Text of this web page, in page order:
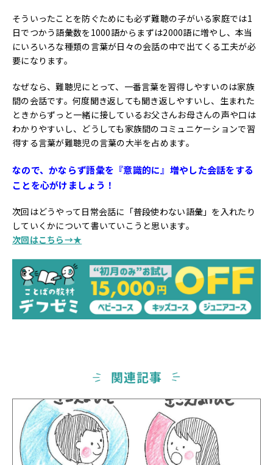
そういったことを防ぐためにも必ず難聴の子がいる家庭では1
日でつかう語彙数を1000語からまずは2000語に増やし、本当
にいろいろな種類の言葉が日々の会話の中で出てくる工夫が必
要になります。
なぜなら、難聴児にとって、一番言葉を習得しやすいのは家族
間の会話です。何度聞き返しても聞き返しやすいし、生まれた
ときからずっと一緒に接しているお父さんお母さんの声や口は
わかりやすいし、どうしても家族間のコミュニケーションで習
得する言葉が難聴児の言葉の大半を占めます。
なので、かならず語彙を『意識的に』増やした会話をする
ことを心がけましょう！
次回はどうやって日常会話に「普段使わない語彙」を入れたり
していくかについて書いていこうと思います。
次回はこちら→★
関連記事